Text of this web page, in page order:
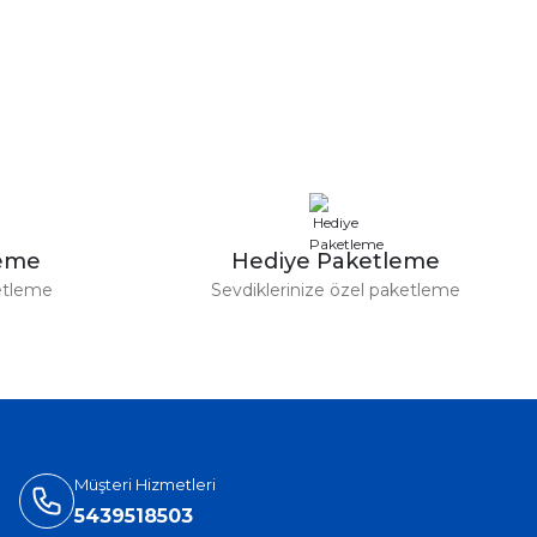
Hediye Paketleme
Sevdiklerinize özel paketleme
Müşteri Hizmetleri
5439518503